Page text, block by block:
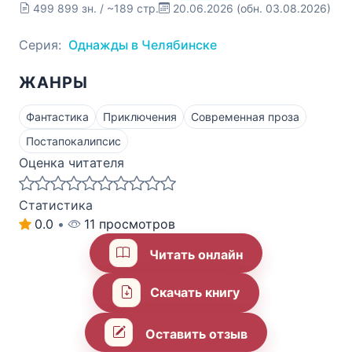
499 899 зн. / ~189 стр. 20.06.2026 (обн. 03.08.2026)
Серия: Однажды в Челябинске
ЖАНРЫ
Фантастика Приключения
Современная проза
Постапокалипсис
Оценка читателя
Статистика
0.0 •
11 просмотров
Читать онлайн
Скачать книгу
Оставить отзыв